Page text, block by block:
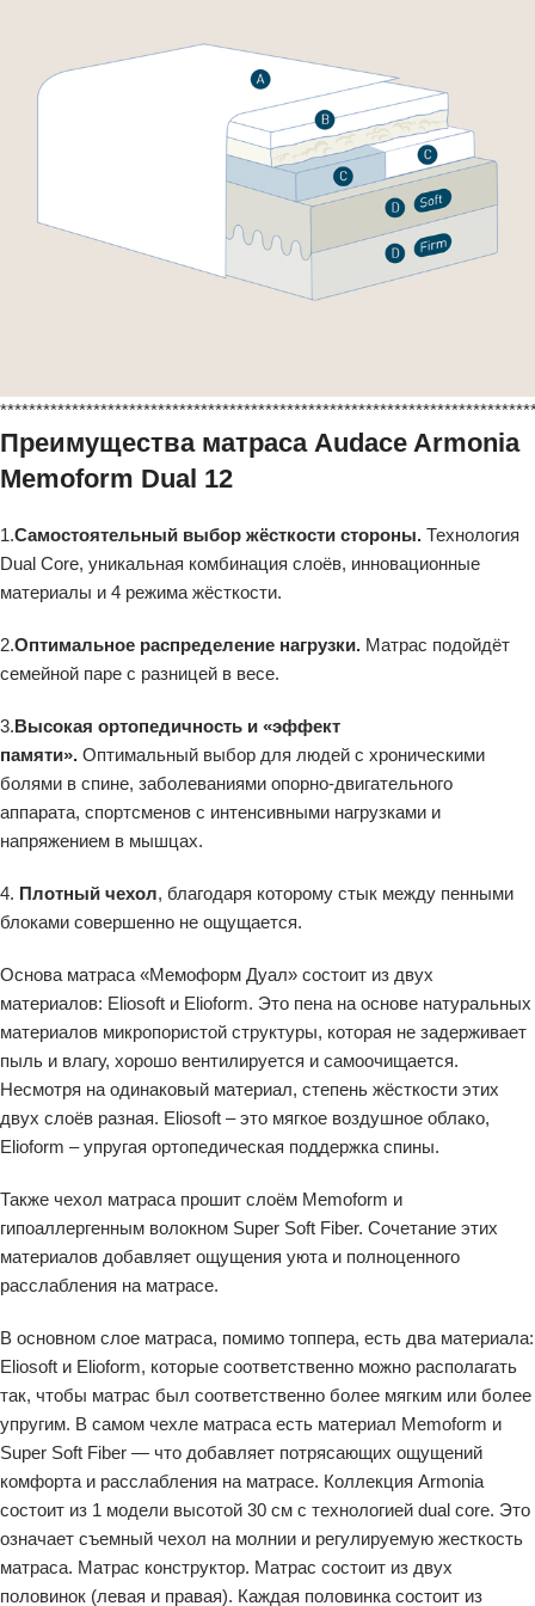
Преимущества матраса Audace Armonia
Memoform Dual 12
1.Самостоятельный выбор жёсткости стороны. Технология
Dual Core, уникальная комбинация слоёв, инновационные
материалы и 4 режима жёсткости.
2.Оптимальное распределение нагрузки. Матрас подойдёт
семейной паре с разницей в весе.
3.Высокая ортопедичность и «эффект
памяти». Оптимальный выбор для людей с хроническими
болями в спине, заболеваниями опорно-двигательного
аппарата, спортсменов с интенсивными нагрузками и
напряжением в мышцах.
4. Плотный чехол, благодаря которому стык между пенными
блоками совершенно не ощущается.
Основа матраса «Мемоформ Дуал» состоит из двух
материалов: Eliosoft и Elioform. Это пена на основе натуральных
материалов микропористой структуры, которая не задерживает
пыль и влагу, хорошо вентилируется и самоочищается.
Несмотря на одинаковый материал, степень жёсткости этих
двух слоёв разная. Eliosoft – это мягкое воздушное облако,
Elioform – упругая ортопедическая поддержка спины.
Также чехол матраса прошит слоём Memoform и
гипоаллергенным волокном Super Soft Fiber. Сочетание этих
материалов добавляет ощущения уюта и полноценного
расслабления на матрасе.
В основном слое матраса, помимо топпера, есть два материала:
Eliosoft и Elioform, которые соответственно можно располагать
так, чтобы матрас был соответственно более мягким или более
упругим. В самом чехле матраса есть материал Memoform и
Super Soft Fiber — что добавляет потрясающих ощущений
комфорта и расслабления на матрасе. Коллекция Armonia
состоит из 1 модели высотой 30 см с технологией dual core. Это
означает съемный чехол на молнии и регулируемую жесткость
матраса. Матрас конструктор. Матрас состоит из двух
половинок (левая и правая). Каждая половинка состоит из